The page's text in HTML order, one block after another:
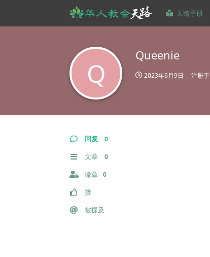
天路手册
Q
Queenie
2023年6月9日 注册于
回复 0
文章 0
徽章 0
赞
被提及